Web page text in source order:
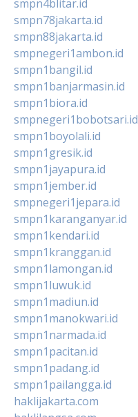
smpn4blitar.id
smpn78jakarta.id
smpn88jakarta.id
smpnegeri1ambon.id
smpn1bangil.id
smpn1banjarmasin.id
smpn1biora.id
smpnegeri1bobotsari.id
smpn1boyolali.id
smpn1gresik.id
smpn1jayapura.id
smpn1jember.id
smpnegeri1jepara.id
smpn1karanganyar.id
smpn1kendari.id
smpn1kranggan.id
smpn1lamongan.id
smpn1luwuk.id
smpn1madiun.id
smpn1manokwari.id
smpn1narmada.id
smpn1pacitan.id
smpn1padang.id
smpn1pailangga.id
haklijakarta.com